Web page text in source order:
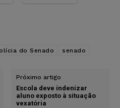
do Senado senado
Próximo artigo
Escola deve indenizar
aluno exposto à situação
vexatória